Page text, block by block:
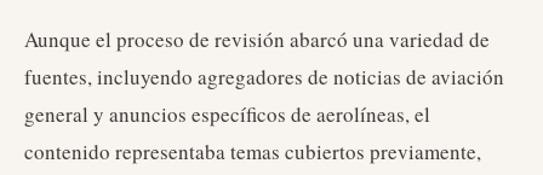
Aunque el proceso de revisión abarcó una variedad de
fuentes, incluyendo agregadores de noticias de aviación
general y anuncios específicos de aerolíneas, el
contenido representaba temas cubiertos previamente,